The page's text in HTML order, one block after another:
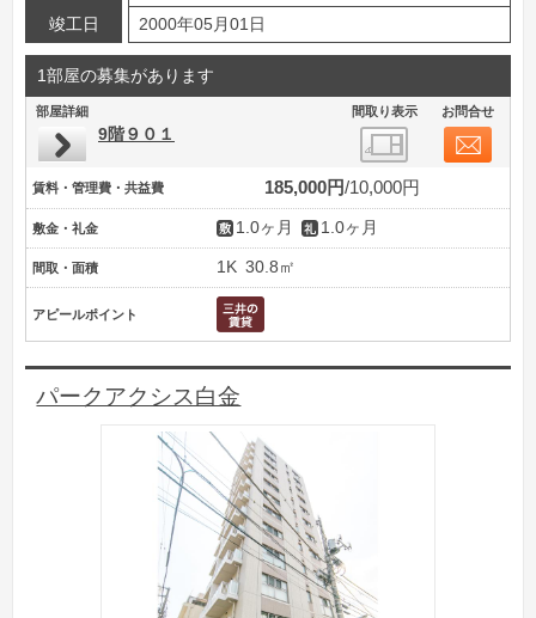
竣工日
2000年05月01日
1部屋の募集があります
部屋詳細 間取り表示 お問合せ
9階９０１
賃料・管理費・共益費 185,000円 10,000円
敷金・礼金 1.0ヶ月 1.0ヶ月
間取・面積 1K 30.8㎡
アピールポイント
パークアクシス白金